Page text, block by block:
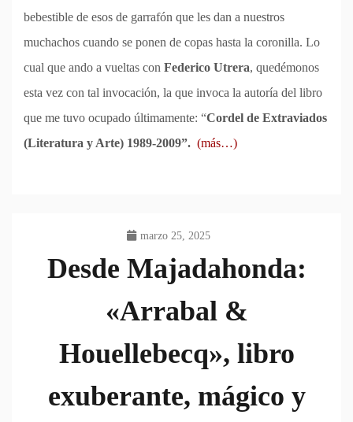
bebestible de esos de garrafón que les dan a nuestros
muchachos cuando se ponen de copas hasta la coronilla. Lo
cual que ando a vueltas con Federico Utrera, quedémonos
esta vez con tal invocación, la que invoca la autoría del libro
que me tuvo ocupado últimamente: “Cordel de Extraviados
(Literatura y Arte) 1989-2009”. (más…)
marzo 25, 2025
Desde Majadahonda:
«Arrabal &
Houellebecq», libro
exuberante, mágico y